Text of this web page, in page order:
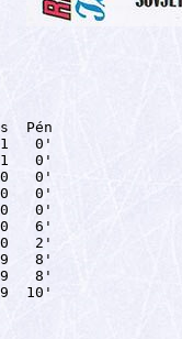
Pén
0'
0'
0'
0'
0'
6'
2'
9   8'
9   8'
10'